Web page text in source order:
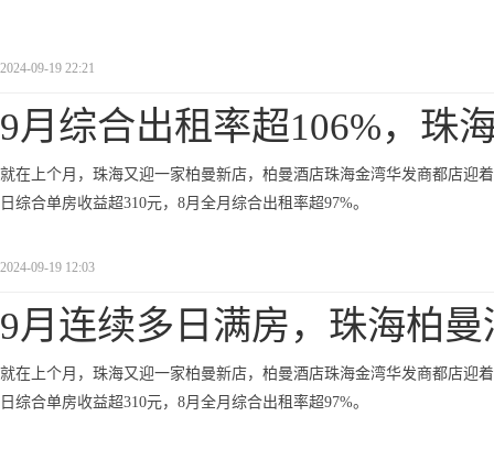
2024-09-19 22:21
9月综合出租率超106%，珠
就在上个月，珠海又迎一家柏曼新店，柏曼酒店珠海金湾华发商都店迎
日综合单房收益超310元，8月全月综合出租率超97%。
2024-09-19 12:03
9月连续多日满房，珠海柏曼
就在上个月，珠海又迎一家柏曼新店，柏曼酒店珠海金湾华发商都店迎
日综合单房收益超310元，8月全月综合出租率超97%。